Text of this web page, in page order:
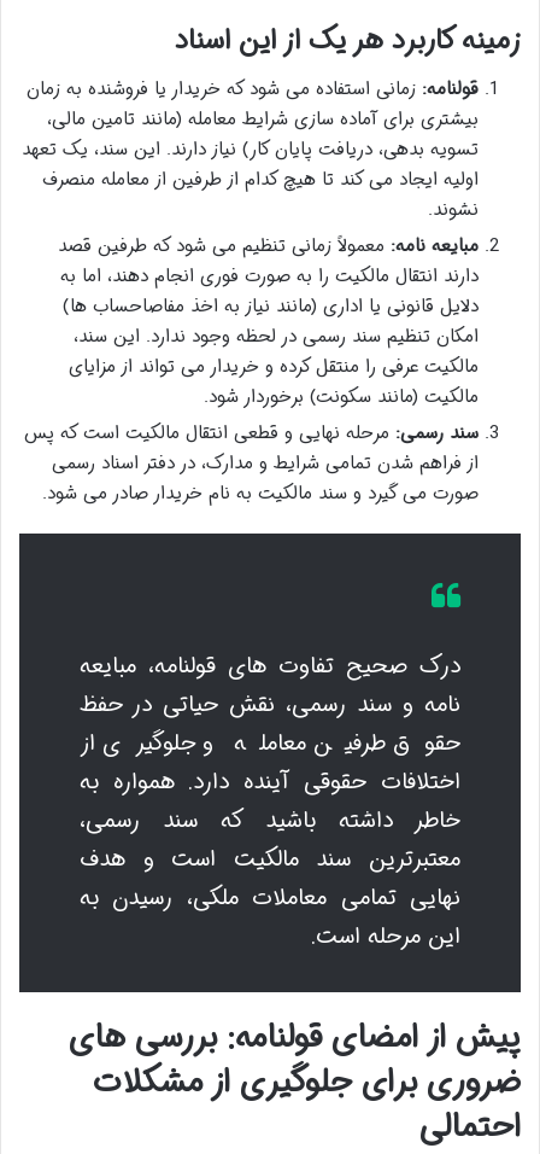
زمینه کاربرد هر یک از این اسناد
قولنامه: زمانی استفاده می شود که خریدار یا فروشنده به زمان
بیشتری برای آماده سازی شرایط معامله (مانند تامین مالی،
تسویه بدهی، دریافت پایان کار) نیاز دارند. این سند، یک تعهد
اولیه ایجاد می کند تا هیچ کدام از طرفین از معامله منصرف
نشوند.
مبایعه نامه: معمولاً زمانی تنظیم می شود که طرفین قصد
دارند انتقال مالکیت را به صورت فوری انجام دهند، اما به
دلایل قانونی یا اداری (مانند نیاز به اخذ مفاصاحساب ها)
امکان تنظیم سند رسمی در لحظه وجود ندارد. این سند،
مالکیت عرفی را منتقل کرده و خریدار می تواند از مزایای
مالکیت (مانند سکونت) برخوردار شود.
سند رسمی: مرحله نهایی و قطعی انتقال مالکیت است که پس
از فراهم شدن تمامی شرایط و مدارک، در دفتر اسناد رسمی
صورت می گیرد و سند مالکیت به نام خریدار صادر می شود.
درک صحیح تفاوت های قولنامه، مبایعه
نامه و سند رسمی، نقش حیاتی در حفظ
حقوق طرفین معامله و جلوگیری از
اختلافات حقوقی آینده دارد. همواره به
خاطر داشته باشید که سند رسمی،
معتبرترین سند مالکیت است و هدف
نهایی تمامی معاملات ملکی، رسیدن به
این مرحله است.
پیش از امضای قولنامه: بررسی های
ضروری برای جلوگیری از مشکلات
احتمالی